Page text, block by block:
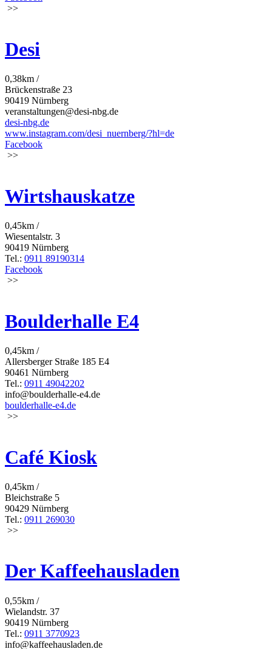
>>
Desi
0,38km /
Brückenstraße 23
90419 Nürnberg
veranstaltungen@desi-nbg.de
desi-nbg.de
www.instagram.com/desi_nuernberg/?hl=de
Facebook
>>
Wirtshauskatze
0,45km /
Wiesentalstr. 3
90419 Nürnberg
Tel.: 0911 89190314
Facebook
>>
Boulderhalle E4
0,45km /
Allersberger Straße 185 E4
90461 Nürnberg
Tel.: 0911 49042202
info@boulderhalle-e4.de
boulderhalle-e4.de
>>
Café Kiosk
0,45km /
Bleichstraße 5
90429 Nürnberg
Tel.: 0911 269030
>>
Der Kaffeehausladen
0,55km /
Wielandstr. 37
90419 Nürnberg
Tel.: 0911 3770923
info@kaffeehausladen.de